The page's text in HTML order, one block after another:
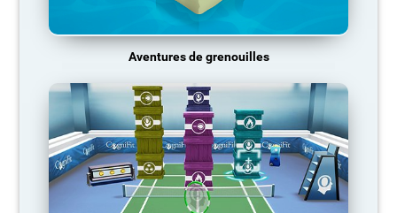
Aventures de grenouilles